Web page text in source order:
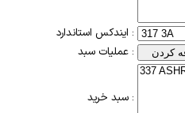
ایندکس استاندارد :
عملیات سبد :
سبد خرید :